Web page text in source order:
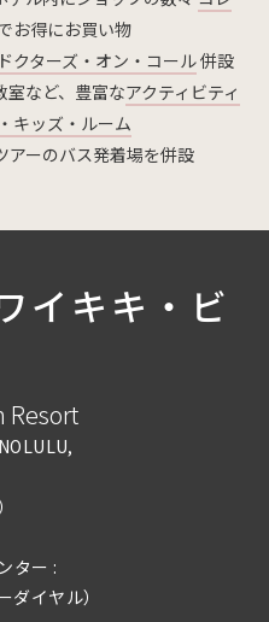
お得にお買い物
ドクターズ・オン・コール併設
室など、豊富なアクティビティ
キッズ・ルーム
アーのバス発着場を併設
イキキ・ビ
Resort
ター :
イヤル）